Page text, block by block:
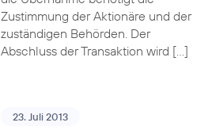
Zustimmung der Aktionäre und der
zuständigen Behörden. Der
Abschluss der Transaktion wird […]
23. Juli 2013